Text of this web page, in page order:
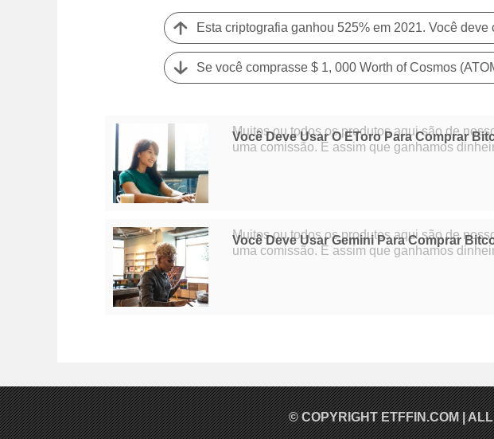
Esta criptografia ganhou 525% em 2021. Você deve
Você Deve Usar O EToro Para Comprar
Muitos ou todos os produtos aqui são de
uma comissão. É assim que ganhamos
Você Deve Usar Gemini Para Comprar
Muitos ou todos os produtos aqui são de
uma comissão. É assim que ganhamos
© COPYRIGHTETFFIN.COM| ALL